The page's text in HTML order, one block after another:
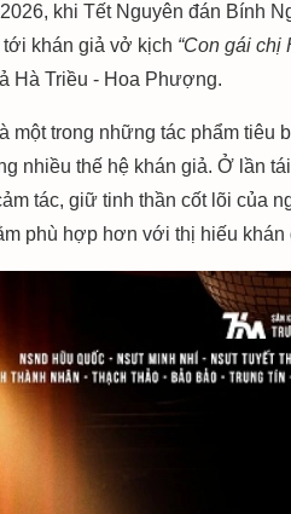
khi Tết Nguyên đán Bính
khán giả vở kịch “Con gái chị
Hà Triều - Hoa Phượng.
một trong những tác phẩm tiêu
nhiều thế hệ khán giả. Ở lần
tác, giữ tinh thần cốt lõi của
phù hợp hơn với thị hiếu khán